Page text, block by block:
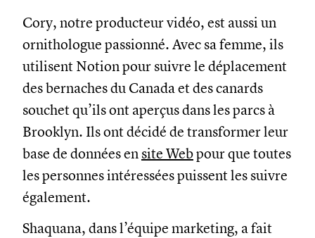
Cory, notre producteur vidéo, est aussi un
ornithologue passionné. Avec sa femme, ils
utilisent Notion pour suivre le déplacement
des bernaches du Canada et des canards
souchet qu’ils ont aperçus dans les parcs à
Brooklyn. Ils ont décidé de transformer leur
base de données en site Webpour que toutes
les personnes intéressées puissent les suivre
également.
Shaquana, dans l’équipe marketing, a fait